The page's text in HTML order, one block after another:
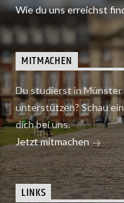
Wie du uns erreichst
MITMACHEN
Du studierst in
unterstützen? Schau
dich bei uns.
Jetzt mitmachen
LINKS